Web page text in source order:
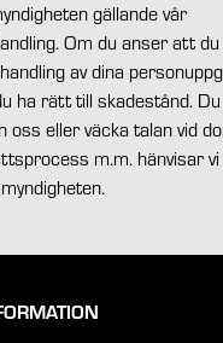
gällande vår
Om du anser att
av dina
ha rätt till skadestånd.
oss eller väcka talan vid
m.m. hänvisar vi